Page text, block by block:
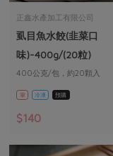
最新產品
優惠專區
素食專區
節慶大餐
媒體報導
下載專區
地區活動
社務會議
活動報下載
正鑫水產加工有限公司
虱目魚水餃(韭菜口
味)-400g/(20粒)
400公克/包，約20顆入
葷 冷凍 預購
$140